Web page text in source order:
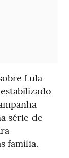
Lula
série de
família.